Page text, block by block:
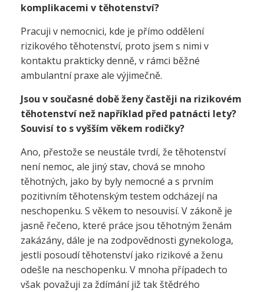
komplikacemi v těhotenství?
Pracuji v nemocnici, kde je přímo oddělení
rizikového těhotenství, proto jsem s nimi v
kontaktu prakticky denně, v rámci běžné
ambulantní praxe ale výjimečně.
Jsou v současné době ženy častěji na rizikovém
těhotenství než například před patnácti lety?
Souvisí to s vyšším věkem rodičky?
Ano, přestože se neustále tvrdí, že těhotenství
není nemoc, ale jiný stav, chová se mnoho
těhotných, jako by byly nemocné a s prvním
pozitivním těhotenským testem odcházejí na
neschopenku. S věkem to nesouvisí. V zákoně je
jasně řečeno, které práce jsou těhotným ženám
zakázány, dále je na zodpovědnosti gynekologa,
jestli posoudí těhotenství jako rizikové a ženu
odešle na neschopenku. V mnoha případech to
však považuji za ždímání již tak štědrého